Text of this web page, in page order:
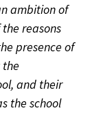
ambition of
reasons
presence of
the
and their
the school